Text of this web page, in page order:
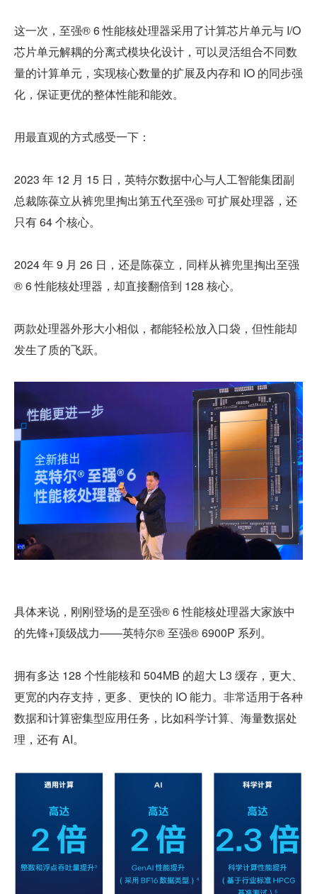
这一次，至强® 6 性能核处理器采用了计算芯片单元与 I/O
芯片单元解耦的分离式模块化设计，可以灵活组合不同数
量的计算单元，实现核心数量的扩展及内存和 IO 的同步强
化，保证更优的整体性能和能效。
用最直观的方式感受一下：
2023 年 12 月 15 日，英特尔数据中心与人工智能集团副
总裁陈葆立从裤兜里掏出第五代至强® 可扩展处理器，还
只有 64 个核心。
2024 年 9 月 26 日，还是陈葆立，同样从裤兜里掏出至强
® 6 性能核处理器，却直接翻倍到 128 核心。
两款处理器外形大小相似，都能轻松放入口袋，但性能却
发生了质的飞跃。
具体来说，刚刚登场的是至强® 6 性能核处理器大家族中
的先锋+顶级战力——英特尔® 至强® 6900P 系列。
拥有多达 128 个性能核和 504MB 的超大 L3 缓存，更大、
更宽的内存支持，更多、更快的 IO 能力。非常适用于各种
数据和计算密集型应用任务，比如科学计算、海量数据处
理，还有 AI。